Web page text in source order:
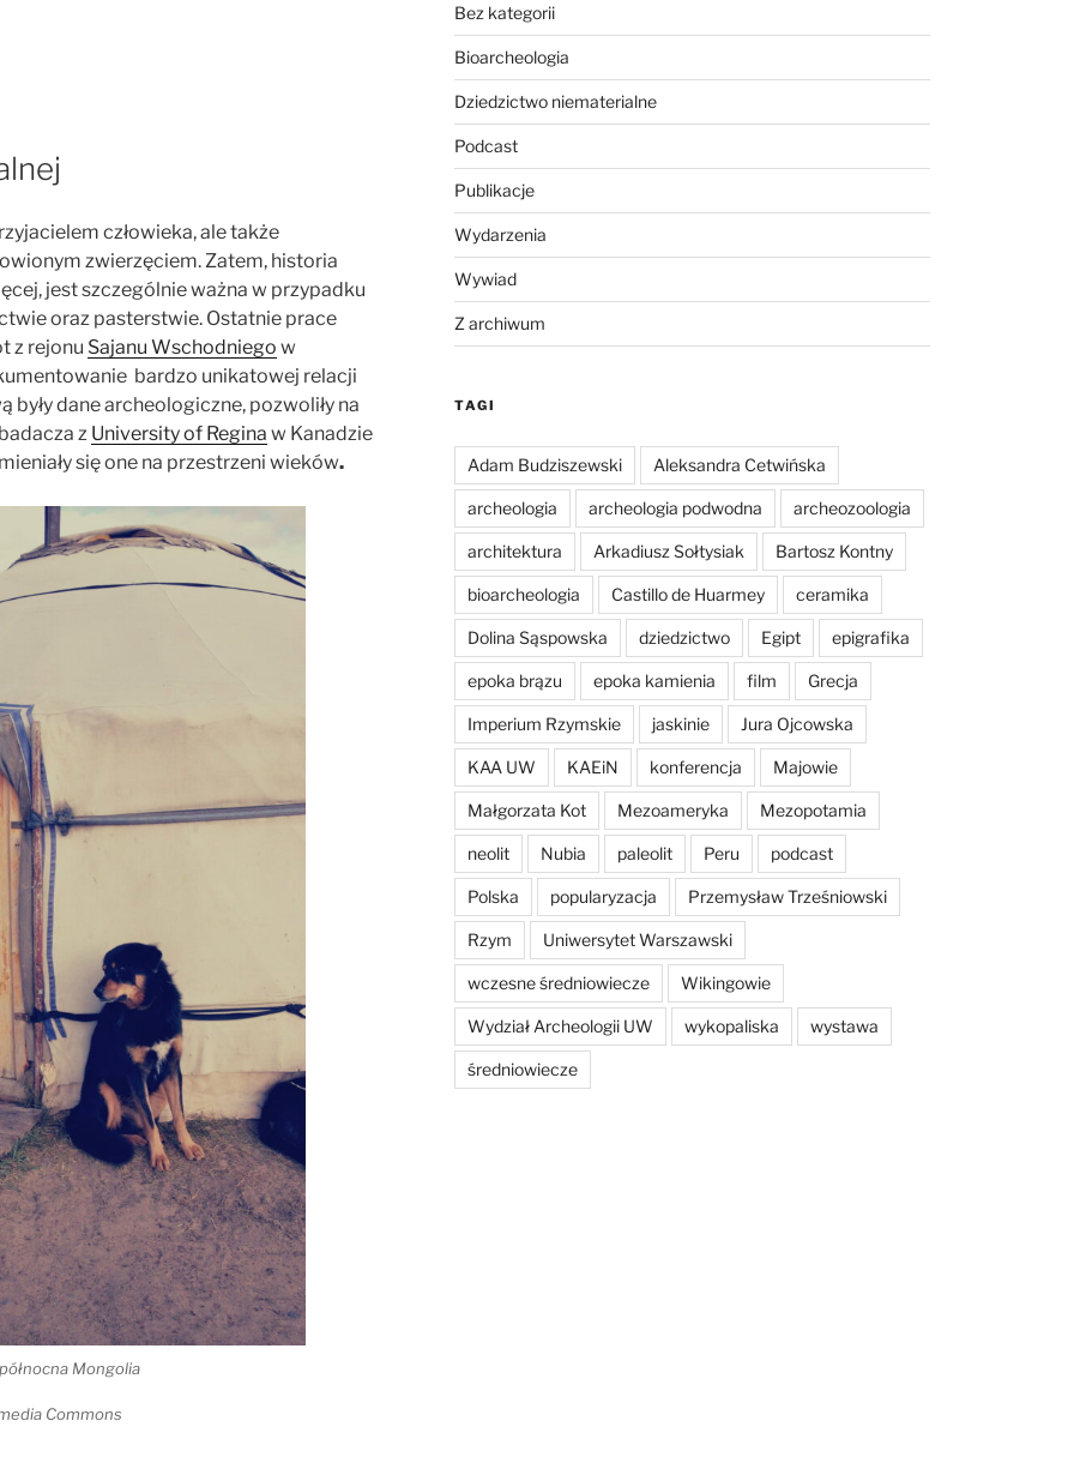
człowieka, ale także
zwierzęciem. Zatem, historia
jest szczególnie ważna w przypadku
oraz pasterstwie. Ostatnie prace
z rejonu Sajanu Wschodniego w
bardzo unikatowej relacji
były dane archeologiczne, pozwoliły na
z University of Regina w Kanadzie
się one na przestrzeni wieków.
Mongolia
Commons
Bez kategorii
Bioarcheologia
Dziedzictwo niematerialne
Podcast
Publikacje
Wydarzenia
Wywiad
Z archiwum
TAGI
Adam Budziszewski Aleksandra Cetwińska
archeologia archeologia podwodna archeozoologia
architektura Arkadiusz Sołtysiak Bartosz Kontny
bioarcheologia Castillo de Huarmey ceramika
Dolina Sąspowska dziedzictwo Egipt epigrafika
epoka brązu epoka kamienia film Grecja
Imperium Rzymskie jaskinie Jura Ojcowska
KAA UW KAEiN konferencja Majowie
Małgorzata Kot Mezoameryka Mezopotamia
neolit Nubia paleolit Peru podcast
Polska popularyzacja Przemysław Trześniowski
Rzym Uniwersytet Warszawski
wczesne średniowiecze Wikingowie
Wydział Archeologii UW wykopaliska wystawa
średniowiecze